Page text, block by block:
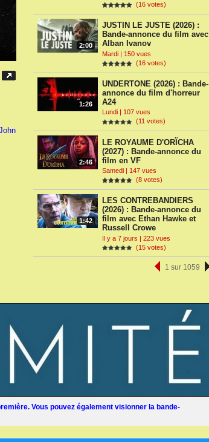
(16 votes)
2:00
JUSTIN LE JUSTE (2026) :
Bande-annonce du film avec
Alban Ivanov
Mardi | 150 vues
(16 votes)
1:26
UNDERTONE (2026) : Bande-
annonce du film d'horreur
A24
Lundi | 107 vues
(11 votes)
2:46
LE ROYAUME D'ORÏCHA
(2027) : Bande-annonce du
film en VF
Samedi | 147 vues
(8 votes)
1:42
LES CONTREBANDIERS
(2026) : Bande-annonce du
film avec Ethan Hawke et
Russell Crowe
Il y a 7 jours | 223 vues
(15 votes)
1 sur 1059
Vous pouvez également visionner la bande-